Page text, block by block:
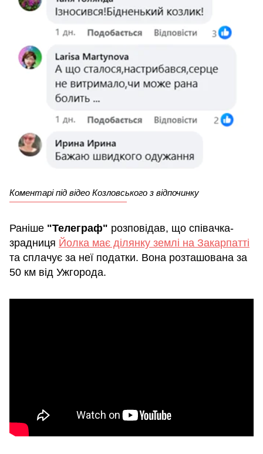
Коментарі під відео Козловського з відпочинку
Раніше "Телеграф" розповідав, що співачка-
зрадниця Йолка має ділянку землі на Закарпатті
та сплачує за неї податки. Вона розташована за
50 км від Ужгорода.